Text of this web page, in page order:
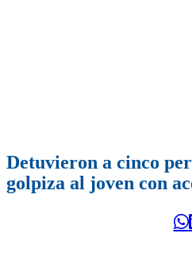
Detuvieron a cinco
golpiza al joven con